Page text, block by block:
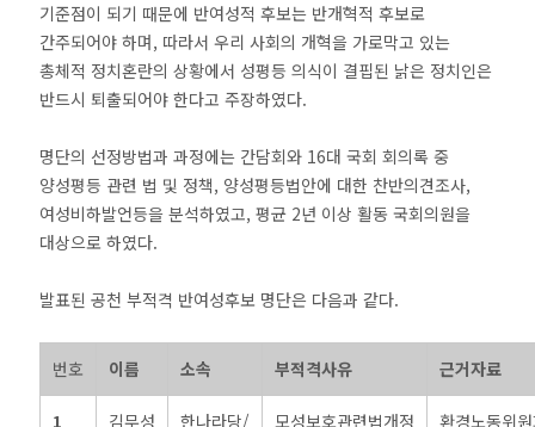
기준점이 되기 때문에 반여성적 후보는 반개혁적 후보로
간주되어야 하며, 따라서 우리 사회의 개혁을 가로막고 있는
총체적 정치혼란의 상황에서 성평등 의식이 결핍된 낡은 정치인은
반드시 퇴출되어야 한다고 주장하였다.
명단의 선정방법과 과정에는 간담회와 16대 국회 회의록 중
양성평등 관련 법 및 정책, 양성평등법안에 대한 찬반의견조사,
여성비하발언등을 분석하였고, 평균 2년 이상 활동 국회의원을
대상으로 하였다.
발표된 공천 부적격 반여성후보 명단은 다음과 같다.
번호 이름 소속 부적격사유 근거자료
1 김무성
한나라당/
모성보호관련법개정
환경노동위